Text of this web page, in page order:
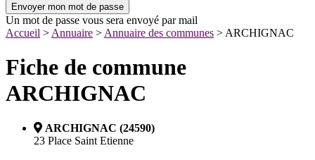
Un mot de passe vous sera envoyé par mail
Accueil > Annuaire > Annuaire des communes > ARCHIGNAC
Fiche de commune
ARCHIGNAC
ARCHIGNAC (24590)
23 Place Saint Etienne